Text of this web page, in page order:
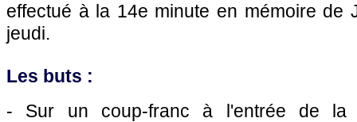
effectué à la 14e minute en mémoire de
jeudi.
Les buts :
- Sur un coup-franc à l'entrée de la